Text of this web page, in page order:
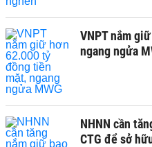
VNPT nắm
ngang ngửa
NHNN cần
CTG để sở